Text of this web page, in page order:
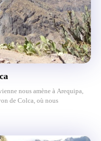
nous amène à Arequipa,
de Colca, où nous